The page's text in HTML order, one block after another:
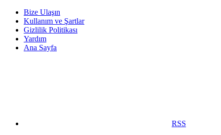
Bize Ulaşın
Kullanım ve Şartlar
Gizlilik Politikası
Yardım
Ana Sayfa
RSS